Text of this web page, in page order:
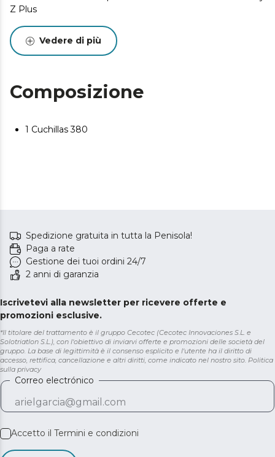
Z Plus
Vedere di più
Composizione
1 Cuchillas 380
Spedizione gratuita in tutta la Penisola!
Paga a rate
Gestione dei tuoi ordini 24/7
2 anni di garanzia
Iscrivetevi alla newsletter per ricevere offerte e
promozioni esclusive.
*Il titolare del trattamento è il gruppo Cecotec (Cecotec Innovaciones S.L. e
Solotriatlon S.L.), con l'obiettivo di inviarvi offerte e promozioni delle società del
gruppo. La base di legittimità è il consenso esplicito e l'utente ha il diritto di
accesso, rettifica, cancellazione e altri diritti, come indicato nel nostro sito. Politica
sulla privacy
Correo electrónico
Accetto il Termini e condizioni